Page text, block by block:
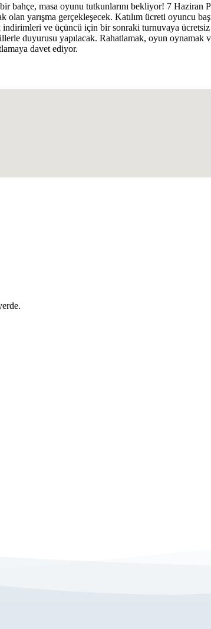
bahçe, masa oyunu tutkunlarını bekliyor! 7
yarışma gerçekleşecek. Katılım ücreti oyuncu
ve üçüncü için bir sonraki turnuvaya
duyurusu yapılacak. Rahatlamak, oyun
davet ediyor.